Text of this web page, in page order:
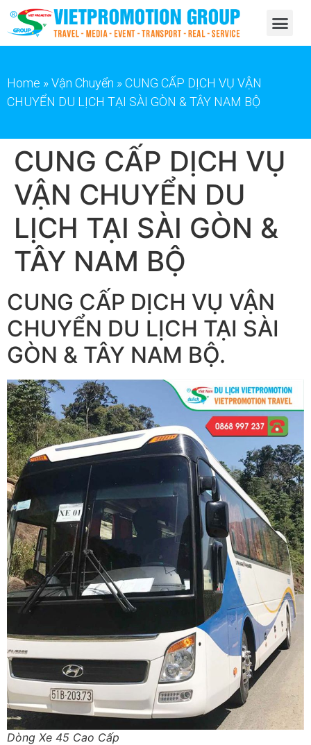
Home »Vận Chuyển »CUNG CẤP DỊCH VỤ VẬN
CHUYỂN DU LỊCH TẠI SÀI GÒN & TÂY NAM BỘ
CUNG CẤP DỊCH VỤ
VẬN CHUYỂN DU
LỊCH TẠI SÀI GÒN &
TÂY NAM BỘ
CUNG CẤP DỊCH VỤ VẬN
CHUYỂN DU LỊCH TẠI SÀI
GÒN & TÂY NAM BỘ.
Dòng Xe 45 Cao Cấp